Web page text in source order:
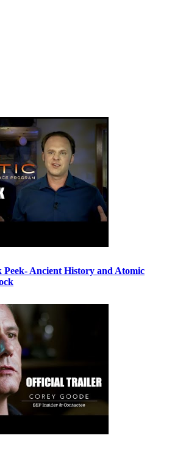
Peek- Ancient History and Atomic